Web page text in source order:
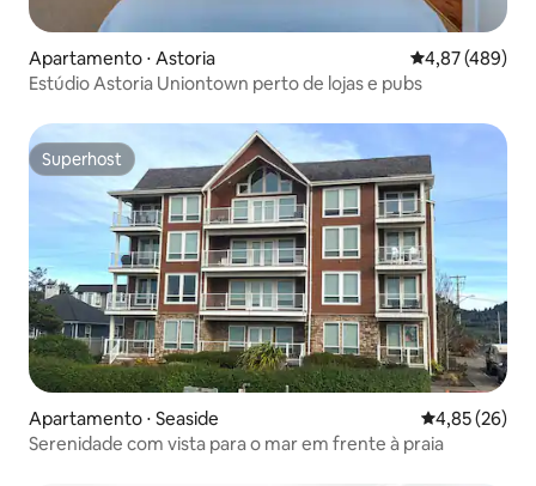
Apartamento ⋅ Astoria 4,87 de uma
4,87 (489)
Estúdio Astoria Uniontown perto de lojas e pubs
Superhost
Superhost
Apartamento ⋅ Seaside 4,85 de uma
4,85 (26)
Serenidade com vista para o mar em frente à praia